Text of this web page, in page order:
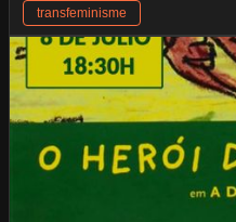
transfeminisme